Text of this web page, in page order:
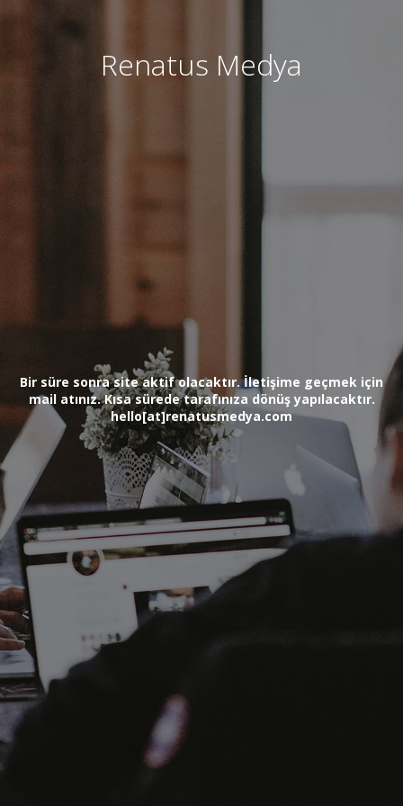
Renatus Medya
Bir süre sonra site aktif olacaktır. İletişime geçmek için
mail atınız. Kısa sürede tarafınıza dönüş yapılacaktır.
hello[at]renatusmedya.com